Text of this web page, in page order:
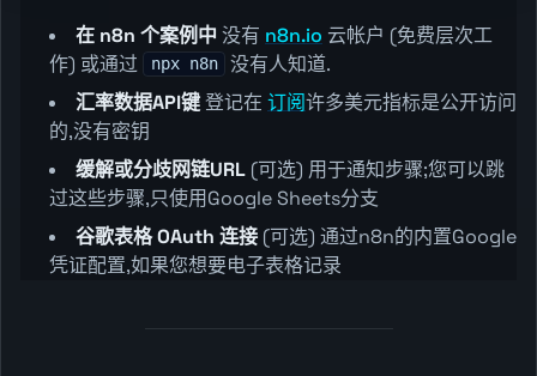
在 n8n 个案例中 没有 n8n.io 云帐户 (免费层次工
作) 或通过
npx n8n
没有人知道.
汇率数据API键登记在 订阅许多美元指标是公开访问
的,没有密钥
缓解或分歧网链URL (可选) 用于通知步骤;您可以跳
过这些步骤,只使用Google Sheets分支
谷歌表格 OAuth 连接 (可选) 通过n8n的内置Google
凭证配置,如果您想要电子表格记录